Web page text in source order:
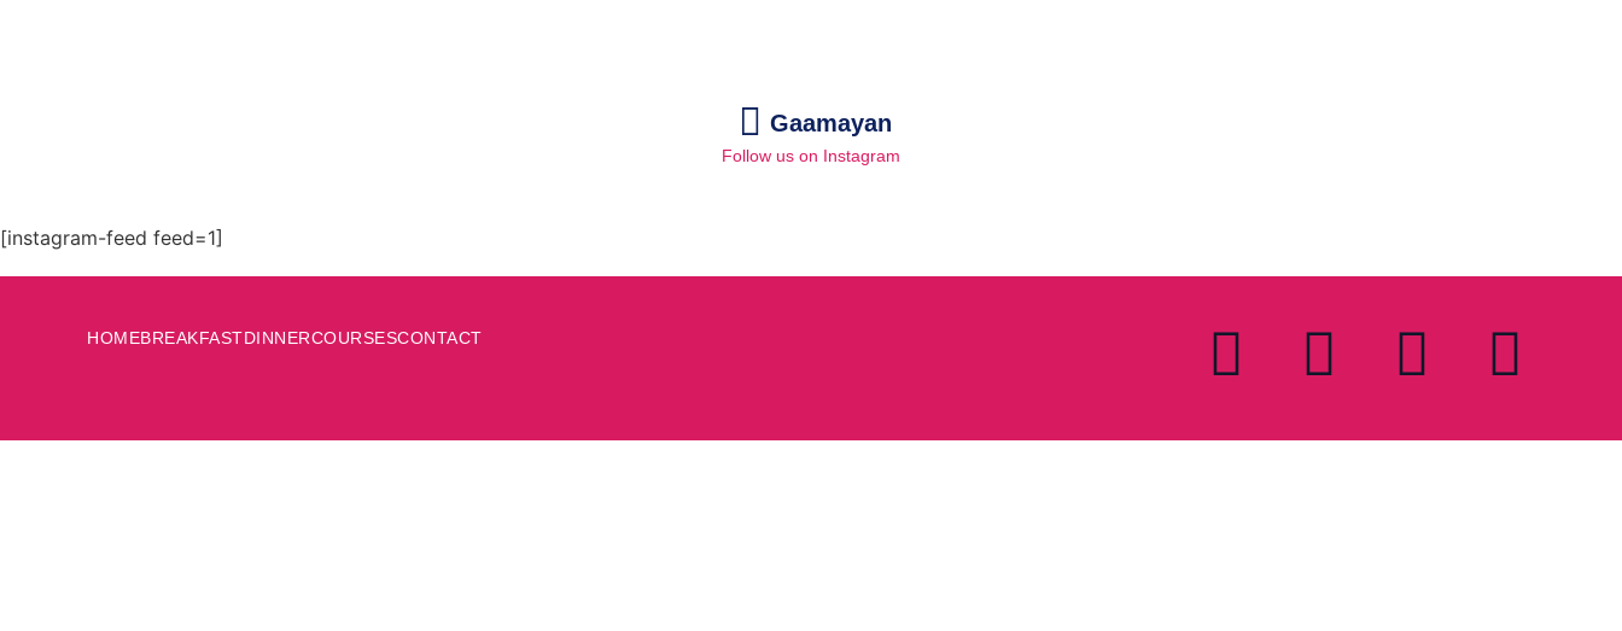
Gaamayan
Follow us on Instagram
[instagram-feed feed=1]
HOMEBREAKFASTDINNERCOURSESCONTACT